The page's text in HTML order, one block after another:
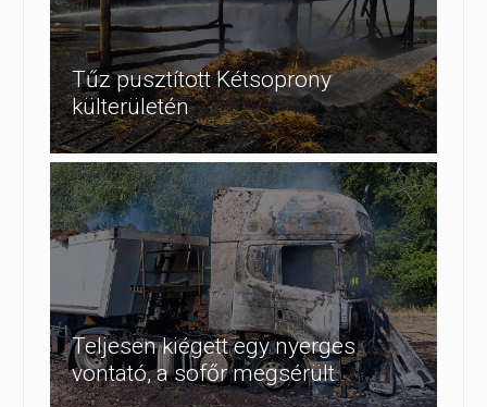
Tűz pusztított Kétsoprony
külterületén
Teljesen kiégett egy nyerges
vontató, a sofőr megsérült